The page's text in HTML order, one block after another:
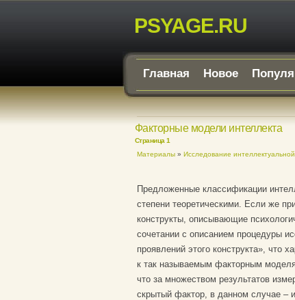
PSYAGE.RU
Главная Новое
Факторные модели интеллекта
Страница 1
Материалы» Исследование интеллектуальной
Предложенные классификации
степени теоретическими. Если же
конструкты, описывающие
сочетании с описанием процедуры
проявлений этого конструкта», что
к так называемым факторным
что за множеством результатов
скрытый фактор, в данном случае –